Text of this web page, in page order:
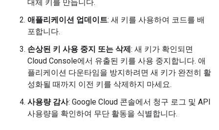
대체 키를 만듭니다.
애플리케이션 업데이트: 새 키를 사용하여 코드를 배
포합니다.
손상된 키 사용 중지 또는 삭제: 새 키가 확인되면
Cloud Console에서 유출된 키를 사용 중지합니다. 애
플리케이션 다운타임을 방지하려면 새 키가 완전히 활
성화될 때까지 이전 키를 삭제하지 마세요.
사용량 감사: Google Cloud 콘솔에서 청구 로그 및 API
사용량을 확인하여 무단 활동을 식별합니다.